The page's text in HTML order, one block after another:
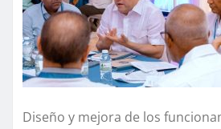
Diseño y mejora de los